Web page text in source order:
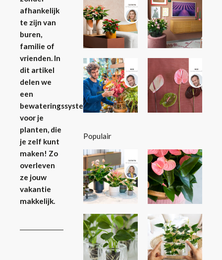
afhankelijk
te zijn van
buren,
familie of
vrienden. In
dit artikel
delen we
een
bewateringssysteem
voor je
planten, die
je zelf kunt
maken! Zo
overleven
ze jouw
vakantie
makkelijk.
Populair